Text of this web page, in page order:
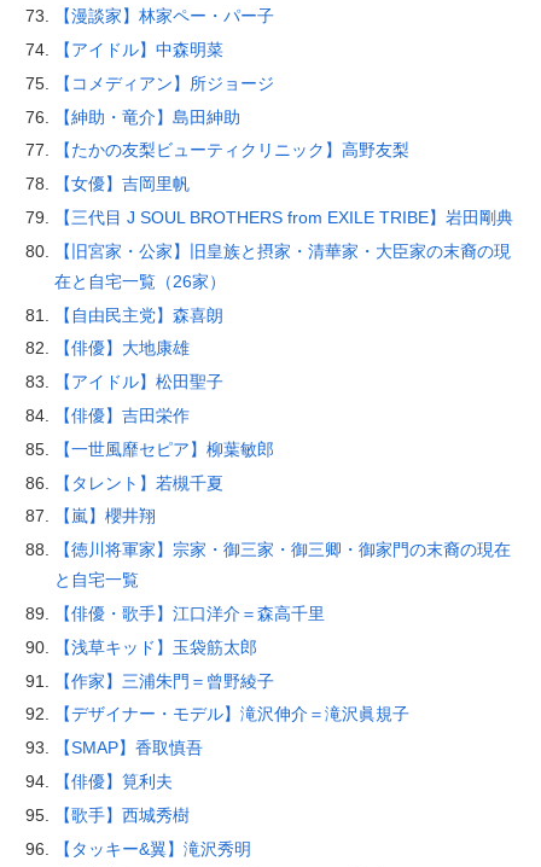
【漫談家】林家ペー・パー子
【アイドル】中森明菜
【コメディアン】所ジョージ
【紳助・竜介】島田紳助
【たかの友梨ビューティクリニック】高野友梨
【女優】吉岡里帆
【三代目 J SOUL BROTHERS from EXILE TRIBE】岩田剛典
【旧宮家・公家】旧皇族と摂家・清華家・大臣家の末裔の現
在と自宅一覧（26家）
【自由民主党】森喜朗
【俳優】大地康雄
【アイドル】松田聖子
【俳優】吉田栄作
【一世風靡セピア】柳葉敏郎
【タレント】若槻千夏
【嵐】櫻井翔
【徳川将軍家】宗家・御三家・御三卿・御家門の末裔の現在
と自宅一覧
【俳優・歌手】江口洋介＝森高千里
【浅草キッド】玉袋筋太郎
【作家】三浦朱門＝曾野綾子
【デザイナー・モデル】滝沢伸介＝滝沢眞規子
【SMAP】香取慎吾
【俳優】筧利夫
【歌手】西城秀樹
【タッキー&翼】滝沢秀明